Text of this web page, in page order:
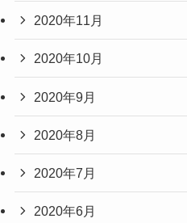
2020年11月
2020年10月
2020年9月
2020年8月
2020年7月
2020年6月